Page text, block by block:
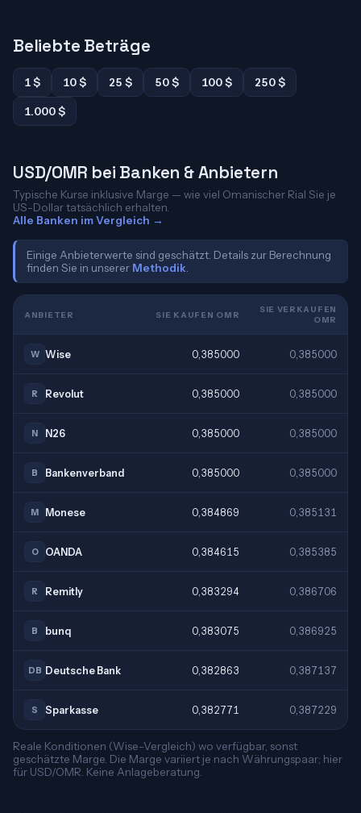
Beliebte Beträge
1 $ 10 $ 25 $ 50 $ 100 $
250 $
1.000 $
USD/OMR bei Banken & Anbietern
Typische Kurse inklusive Marge — wie viel Omanischer Rial Sie je
US-Dollar tatsächlich erhalten.
Alle Banken im Vergleich →
Einige Anbieterwerte sind geschätzt. Details zur Berechnung
finden Sie in unserer Methodik
ANBIETER SIE KAUFEN OMR
SIE VERKAUFEN
OMR
W Wise 0,385000 0,385000
R Revolut 0,385000 0,385000
N N26 0,385000 0,385000
B Bankenverband 0,385000 0,385000
M Monese 0,384869 0,385131
O OANDA 0,384615 0,385385
R Remitly 0,383294 0,386706
B bunq 0,383075 0,386925
DB Deutsche Bank 0,382863 0,387137
S Sparkasse 0,382771 0,387229
Reale Konditionen (Wise-Vergleich) wo verfügbar, sonst
geschätzte Marge. Die Marge variiert je nach Währungspaar; hier
für USD/OMR. Keine Anlageberatung.